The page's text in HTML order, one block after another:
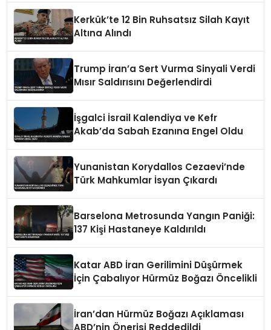
Kerkük’te 12 Bin Ruhsatsız Silah Kayıt
Altına Alındı
Trump İran’a Sert Vurma Sinyali Verdi
Mısır Saldırısını Değerlendirdi
İşgalci İsrail Kalendiya ve Kefr
Akab’da Sabah Ezanına Engel Oldu
Yunanistan Korydallos Cezaevi’nde
Türk Mahkumlar İsyan Çıkardı
Barselona Metrosunda Yangın Paniği:
137 Kişi Hastaneye Kaldırıldı
Katar ABD İran Gerilimini Düşürmek
İçin Çabalıyor Hürmüz Boğazı Öncelikli
İran’dan Hürmüz Boğazı Açıklaması
ABD’nin Önerisi Reddedildi